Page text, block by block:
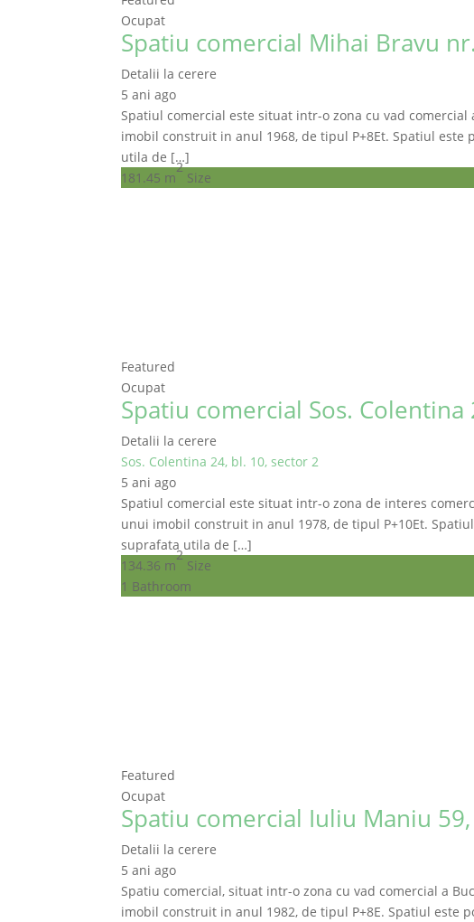
Ocupat
Spatiu comercial Mihai Bravu
Detalii la cerere
5 ani ago
Spatiul comercial este situat intr-o zona cu vad
imobil construit in anul 1968, de tipul P+8Et. Spatiul
utila de […]
181.45 m
2
Size
Featured
Ocupat
Spatiu comercial Sos. Colentina
Detalii la cerere
Sos. Colentina 24, bl. 10, sector 2
5 ani ago
Spatiul comercial este situat intr-o zona de interes
unui imobil construit in anul 1978, de tipul P+10Et.
suprafata utila de […]
134.36 m
2
Size
1 Bathroom
Featured
Ocupat
Spatiu comercial Iuliu Maniu
Detalii la cerere
5 ani ago
Spatiu comercial, situat intr-o zona cu vad comercial a
imobil construit in anul 1982, de tipul P+8E. Spatiul